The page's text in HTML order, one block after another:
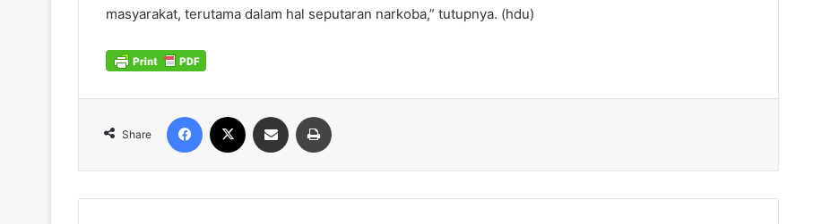
masyarakat, terutama dalam hal seputaran narkoba,” tutupnya. (hdu)
Share
Facebook Share via Email